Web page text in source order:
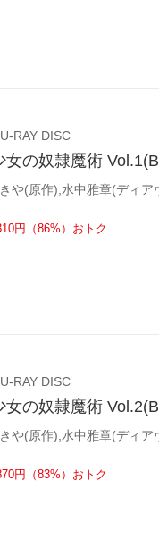
RAY DISC
の奴隷魔術
円（86%）おトク
RAY DISC
の奴隷魔術
円（83%）おトク